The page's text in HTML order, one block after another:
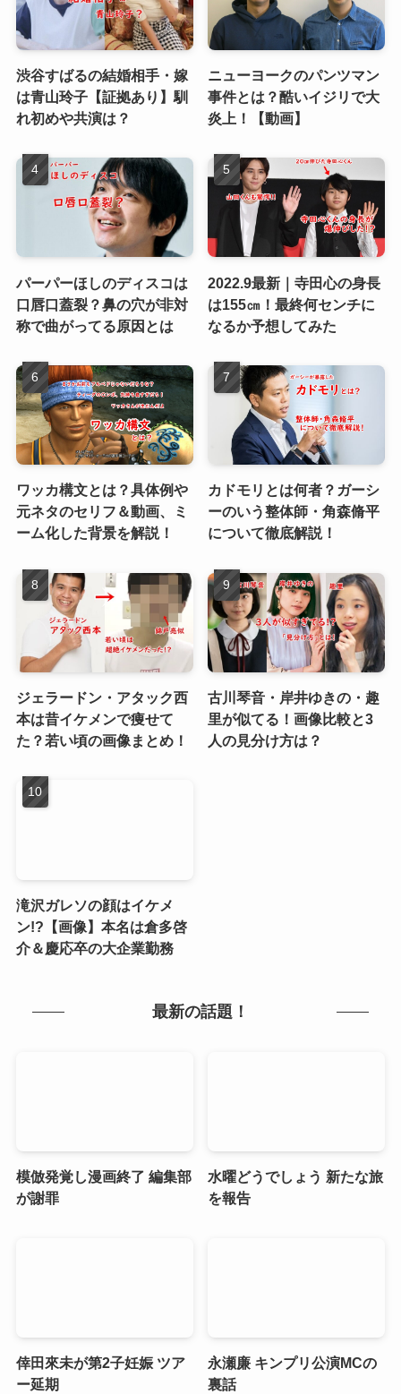
渋谷すばるの結婚相手・嫁
は青山玲子【証拠あり】馴
れ初めや共演は？
ニューヨークのパンツマン
事件とは？酷いイジリで大
炎上！【動画】
パーパーほしのディスコは
口唇口蓋裂？鼻の穴が非対
称で曲がってる原因とは
2022.9最新｜寺田心の身長
は155㎝！最終何センチに
なるか予想してみた
ワッカ構文とは？具体例や
元ネタのセリフ＆動画、ミ
ーム化した背景を解説！
カドモリとは何者？ガーシ
ーのいう整体師・角森脩平
について徹底解説！
ジェラードン・アタック西
本は昔イケメンで痩せて
た？若い頃の画像まとめ！
古川琴音・岸井ゆきの・趣
里が似てる！画像比較と3
人の見分け方は？
滝沢ガレソの顔はイケメ
ン!?【画像】本名は倉多啓
介＆慶応卒の大企業勤務
最新の話題！
模倣発覚し漫画終了 編集部
が謝罪
水曜どうでしょう 新たな旅
を報告
倖田來未が第2子妊娠 ツア
ー延期
永瀬廉 キンプリ公演MCの
裏話